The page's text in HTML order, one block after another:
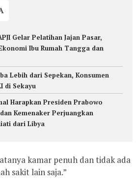
Gelar Pelatihan Jajan Pasar,
Ibu Rumah Tangga dan
Lebih dari Sepekan, Konsumen
di Sekayu
Harapkan Presiden Prabowo
Kemenaker Perjuangkan
dari Libya
kamar penuh dan tidak ada
sakit lain saja.”